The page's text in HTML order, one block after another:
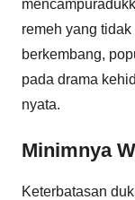
remeh yang
berkembang,
pada drama
nyata.
Minimnya
Keterbatasan